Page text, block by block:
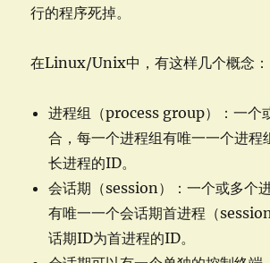
行的程序死掉。
在Linux/Unix中，有这样几个概念：
进程组（process group）：一个
合，每一个进程组有唯一一个进程
长进程的ID。
会话期（session）：一个或多个
有唯一一个会话期首进程（
话期ID为首进程的ID。